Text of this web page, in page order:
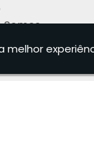
Licença de
de Poço
Conserto de
Somos
melhor